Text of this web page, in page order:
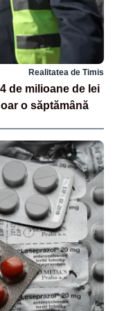
Realitatea de Timis
de milioane de lei
o săptămână